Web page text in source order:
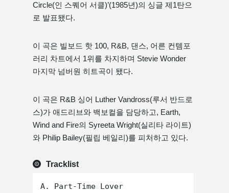
Circle(인 스퀘어 서클)’(1985년)의 싱글 제1탄으
로 발표됐다.
이 곡은 빌보드 핫 100, R&B, 댄스, 어른 컨템포
러리 차트에서 1위를 차지하며 Stevie Wonder
마지막 ​​넘버원 히트곡이 됐다.
이 곡은 R&B 싱어 ​​Luther Vandross(루서 반드로
스)가 애드리브와 백보컬을 담당하고, Earth,
Wind and Fire의 Syreeta Wright(실리타 라이트)
와 Philip Bailey(필립 베일리)를 피처하고 있다.
Tracklist
A. Part-Time Lover